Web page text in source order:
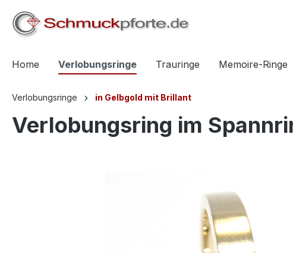
Home Verlobungsringe Trauringe Memoire-Ringe
Verlobungsringe in Gelbgold mit Brillant
Verlobungsring im